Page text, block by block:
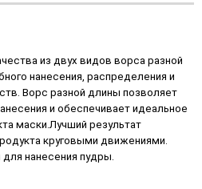
из двух видов ворса разной
нанесения, распределения и
Ворс разной длины позволяет
и обеспечивает идеальное
маски.Лучший результат
круговыми движениями.
нанесения пудры.